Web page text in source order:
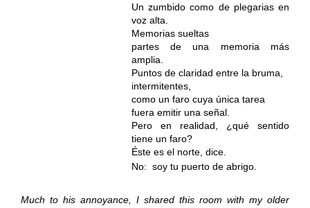
Un zumbido como de plegarias en
voz alta.
Memorias sueltas
partes de una memoria más
amplia.
Puntos de claridad entre la bruma,
intermitentes,
como un faro cuya única tarea
fuera emitir una señal.
Pero en realidad, ¿qué sentido
tiene un faro?
Éste es el norte, dice.
No: soy tu puerto de abrigo.
Much to his annoyance, I shared this room with my older